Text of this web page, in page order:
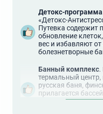
Детокс-программа
«Детокс-
Путевка содержит
обновление
вес и избавляют
болезнетворные
Банный комплекс.
термальный
русская баня,
прилагается
составлено два